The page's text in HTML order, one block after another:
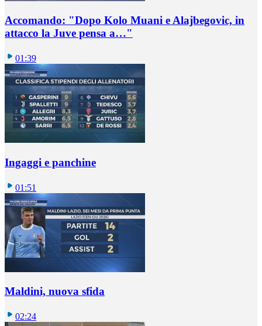
Accomando: "Dopo Kolo Muani e Alajbegovic, in
attacco la Juve pensa a…"
01:39
Ingaggi e panchine
01:51
Maldini, nuova sfida
02:24